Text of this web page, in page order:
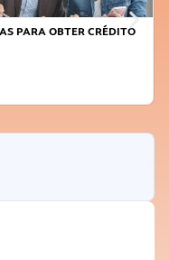
A DIFERENÇA: SEJA